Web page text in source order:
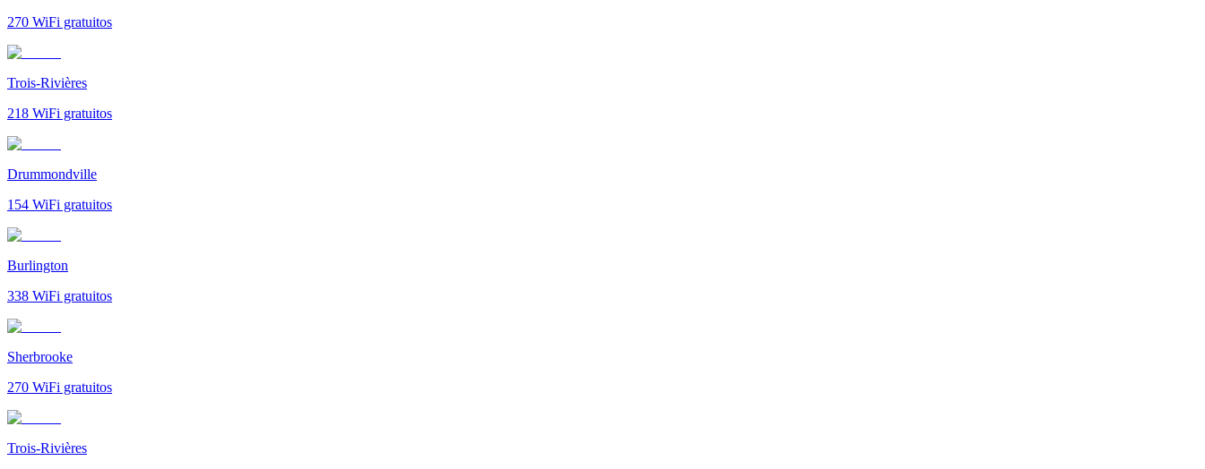
270 WiFi gratuitos
Trois-Rivières
218 WiFi gratuitos
Drummondville
154 WiFi gratuitos
Burlington
338 WiFi gratuitos
Sherbrooke
270 WiFi gratuitos
Trois-Rivières